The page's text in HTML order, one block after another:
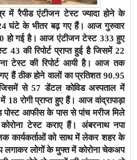
में रैपीड एंटीजन टेस्ट ज्यादा होने के
घंटे के भीतर बढ़ गए हैं। आज गुरुवार
हो गई है। आज एंटीजन टेस्ट 333 हुए
की रिपोर्ट प्राप्त हुई है जिसमें 22
टेस्ट की रिपोर्ट आयी है। आज तक
हैं ठीक होने वालों का प्रतिशत 90.95
से 57 डेंटल कोविड अस्पताल में
रोगी प्राप्त हुए हैं। आज वांद्रापाड़ा
पोस्ट आफीस के पास से पांच मरीज मिले
टेस्ट कराए हैं। अंबरनाथ नपा
कार्यकर्ताओं को साथ में लेकर शहर के
लोगों के मुफ्त में कोरोना चेकअप